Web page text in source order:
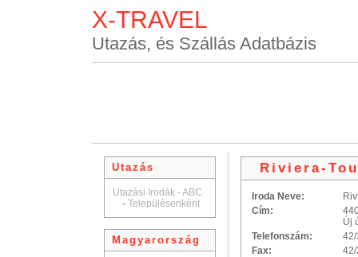
X-TRAVEL
Utazás, és Szállás Adatbázis
Utazás
Utazási Irodák - ABC
- Településenként
Magyarország
Riviera-
Iroda Neve:
Cím:
Új
Telefonszám:
Fax: